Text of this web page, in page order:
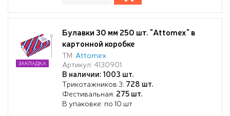
Булавки 30 мм 250 шт. "Attomex" в
картонной коробке
ТМ: Attomex
Артикул: 4130901
В наличии: 1003 шт.
Трикотажников 3: 728 шт.
Фестивальная: 275 шт.
В упаковке: по 10 шт
ЗАКЛАДКА